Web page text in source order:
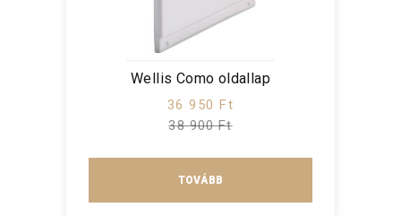
Wellis Como oldallap
36 950 Ft
38 900 Ft
TOVÁBB